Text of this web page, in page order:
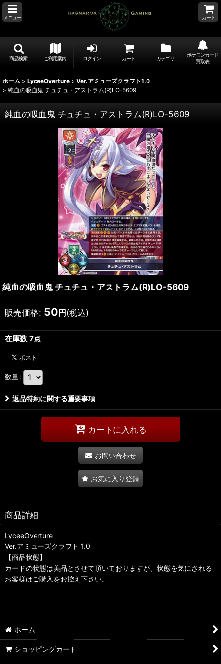
メニュー カート
商品検索 ご利用案内 ログイン カート カテゴリ
ポケモンカード
買取表
ホーム > LyceeOverture > Ver.アミューズクラフト1.0
> 純血の吸血鬼 チュチュ・アストラム(R)LO-5609
純血の吸血鬼 チュチュ・アストラム(R)LO-5609
純血の吸血鬼 チュチュ・アストラム(R)LO-5609
販売価格: 50 円 (税込)
在庫数 7点
数量:
返品特約に関する重要事項
カートに入れる
お問い合わせ
お気に入り登録
商品詳細
LyceeOverture
Ver.アミューズクラフト 1.0
【商品状態】
カードの状態は美品とさせて頂いておりますが、状態を気にされる
お客様はご購入をお控え下さい。
ホーム
ショッピングカート